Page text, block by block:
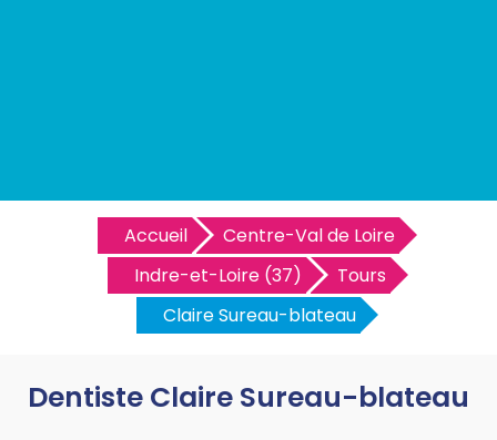
Accueil
Centre-Val de Loire
Indre-et-Loire (37)
Tours
Claire Sureau-blateau
Dentiste Claire Sureau-blateau